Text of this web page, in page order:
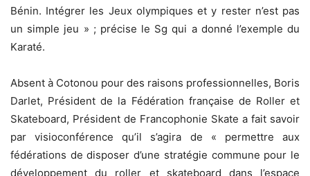
Bénin. Intégrer les Jeux olympiques et y rester n’est pas
un simple jeu » ; précise le Sg qui a donné l’exemple du
Karaté.
Absent à Cotonou pour des raisons professionnelles, Boris
Darlet, Président de la Fédération française de Roller et
Skateboard, Président de Francophonie Skate a fait savoir
par visioconférence qu’il s’agira de « permettre aux
fédérations de disposer d’une stratégie commune pour le
développement du roller et skateboard dans l’espace